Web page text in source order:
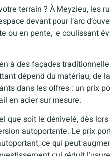
terrain ? À Meyzieu, les
devant pour l’arc
ou en pente, le coulissant
à des façades
dépend du matériau, de
dans les offres : un prix
en acier sur mesure.
que soit le dénivelé, dès
autoportante. Le prix
ce qui peut